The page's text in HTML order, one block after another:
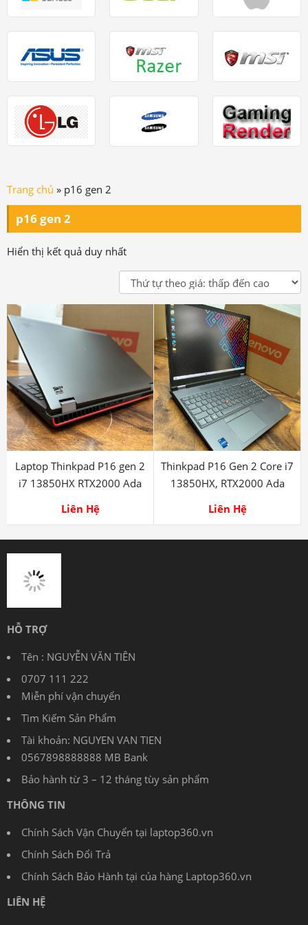
Trang chủ » p16 gen 2
p16 gen 2
Hiển thị kết quả duy nhất
Laptop Thinkpad P16 gen 2
i7 13850HX RTX2000 Ada
Liên Hệ
Thinkpad P16 Gen 2 Core i7
13850HX, RTX2000 Ada
Liên Hệ
HỖ TRỢ
Tên : NGUYỄN VĂN TIÊN
0707 111 222
Miễn phí vận chuyển
Tìm Kiếm Sản Phẩm
Tài khoản: NGUYEN VAN TIEN
0567898888888 MB Bank
Bảo hành từ 3 – 12 tháng tùy sản phẩm
THÔNG TIN
Chính Sách Vận Chuyển tại laptop360.vn
Chính Sách Đổi Trả
Chính Sách Bảo Hành tại của hàng Laptop360.vn
LIÊN HỆ